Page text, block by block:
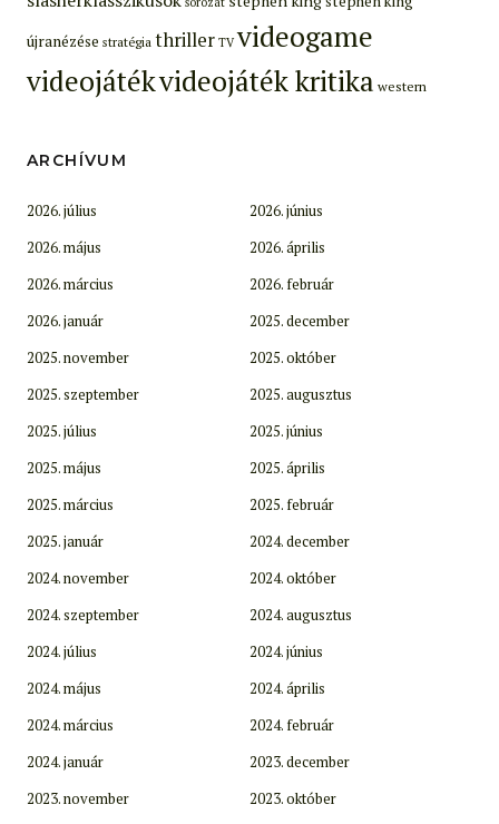
újranézése stratégia thriller TV videogame
videojátékvideojáték kritika western
ARCHÍVUM
2026. július
2026. június
2026. május
2026. április
2026. március
2026. február
2026. január
2025. december
2025. november
2025. október
2025. szeptember
2025. augusztus
2025. július
2025. június
2025. május
2025. április
2025. március
2025. február
2025. január
2024. december
2024. november
2024. október
2024. szeptember
2024. augusztus
2024. július
2024. június
2024. május
2024. április
2024. március
2024. február
2024. január
2023. december
2023. november
2023. október